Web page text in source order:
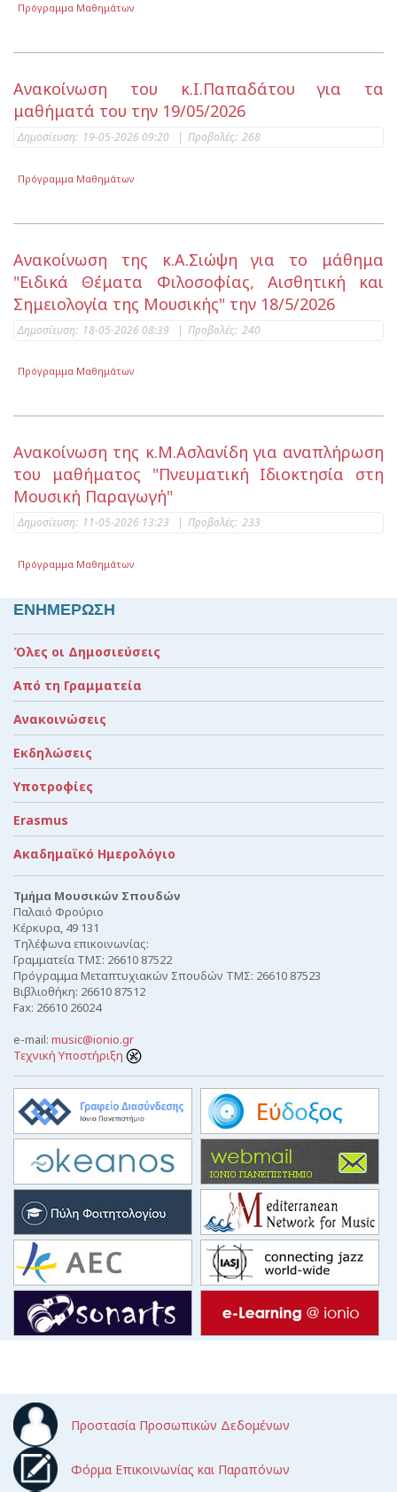
Πρόγραμμα Μαθημάτων
Ανακοίνωση του κ.Ι.Παπαδάτου για τα
μαθήματά του την 19/05/2026
Δημοσίευση: 19-05-2026 09:20 | Προβολές: 268
Πρόγραμμα Μαθημάτων
Ανακοίνωση της κ.Α.Σιώψη για το μάθημα
"Ειδικά Θέματα Φιλοσοφίας, Αισθητική και
Σημειολογία της Μουσικής" την 18/5/2026
Δημοσίευση: 18-05-2026 08:39 | Προβολές: 240
Πρόγραμμα Μαθημάτων
Ανακοίνωση της κ.Μ.Ασλανίδη για αναπλήρωση
του μαθήματος "Πνευματική Ιδιοκτησία στη
Μουσική Παραγωγή"
Δημοσίευση: 11-05-2026 13:23 | Προβολές: 233
Πρόγραμμα Μαθημάτων
ΕΝΗΜΕΡΩΣΗ
Όλες οι Δημοσιεύσεις
Από τη Γραμματεία
Ανακοινώσεις
Εκδηλώσεις
Υποτροφίες
Erasmus
Ακαδημαϊκό Ημερολόγιο
Τμήμα Μουσικών Σπουδών
Παλαιό Φρούριο
Κέρκυρα, 49 131
Τηλέφωνα επικοινωνίας:
Γραμματεία ΤΜΣ: 26610 87522
Πρόγραμμα Μεταπτυχιακών Σπουδών ΤΜΣ: 26610 87523
Βιβλιοθήκη: 26610 87512
Fax: 26610 26024
e-mail: music@ionio.gr
Τεχνική Υποστήριξη
Προστασία Προσωπικών Δεδομένων
Φόρμα Επικοινωνίας και Παραπόνων